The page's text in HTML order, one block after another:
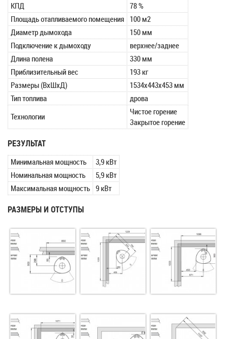
КПД
78 %
Площадь отапливаемого помещения 100 м2
Диаметр дымохода
150 мм
Подключение к дымоходу
верхнее/заднее
Длина полена
330 мм
Приблизительный вес
193 кг
Размеры (ВxШxД)
1534х443х453 мм
Тип топлива
дрова
Технологии
Чистое горение
Закрытое горение
РЕЗУЛЬТАТ
Минимальная мощность
3,9 кВт
Номинальная мощность
5,9 кВт
Максимальная мощность 9 кВт
РАЗМЕРЫ И ОТСТУПЫ